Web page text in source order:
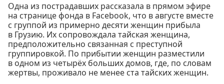
Одна из пострадавших рассказала в прямом эфире
на странице фонда в Facebook, что в августе вместе
с группой из примерно десяти женщин прибыла
в Грузию. Их сопровождала тайская женщина,
предположительно связанная с преступной
группировкой. По прибытии женщин разместили
в одном из четырёх больших домов, где, по словам
жертвы, проживало не менее ста тайских женщин.